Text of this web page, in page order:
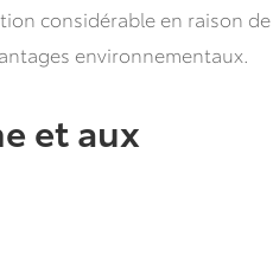
considérable en raison de
environnementaux.
et aux